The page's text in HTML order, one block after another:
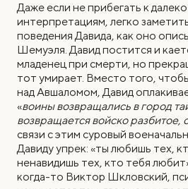
Даже если не прибегать к
интерпретациям, легко
поведения Давида, как оно
Шемуэля. Давид постится и
младенец при смерти, но
тот умирает. Вместо того,
над Авшаломом, Давид
«воины возвращались в город
возвращается войско разбитое,
связи с этим суровый
Давиду упрек: «ты любишь тех,
ненавидишь тех, кто тебя
когда-то Виктор Шкловский,